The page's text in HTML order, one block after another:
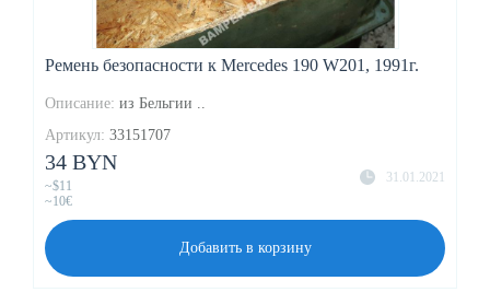
Ремень безопасности к Mercedes 190 W201, 1991г.
Описание: из Бельгии ..
Артикул: 33151707
31.01.2021
34 BYN
~$11
~10€
Добавить в корзину